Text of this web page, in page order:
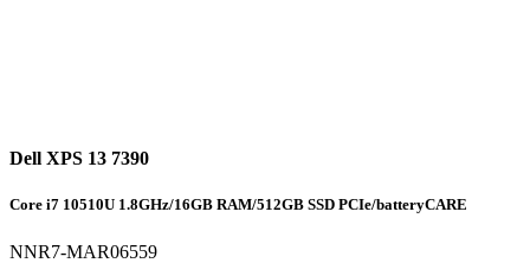
Dell XPS 13 7390
Core i7 10510U 1.8GHz/16GB RAM/512GB SSD PCIe/batteryCARE
NNR7-MAR06559